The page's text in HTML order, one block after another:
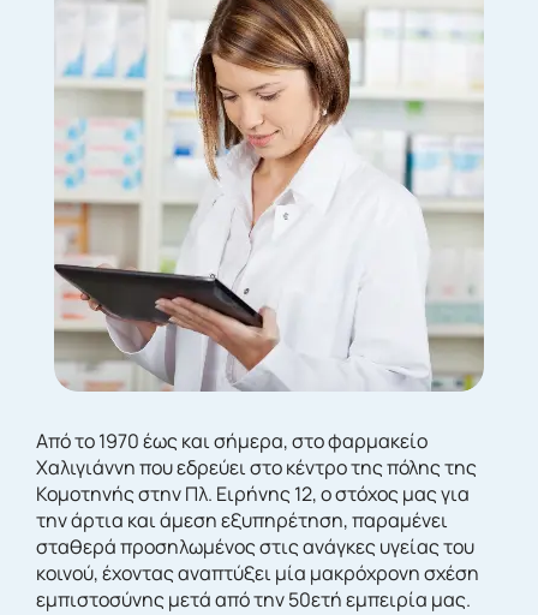
Από το 1970 έως και σήμερα, στο φαρμακείο
Χαλιγιάννη που εδρεύει στο κέντρο της πόλης της
Κομοτηνής στην Πλ. Ειρήνης 12, ο στόχος μας για
την άρτια και άμεση εξυπηρέτηση, παραμένει
σταθερά προσηλωμένος στις ανάγκες υγείας του
κοινού, έχοντας αναπτύξει μία μακρόχρονη σχέση
εμπιστοσύνης μετά από την 50ετή εμπειρία μας.